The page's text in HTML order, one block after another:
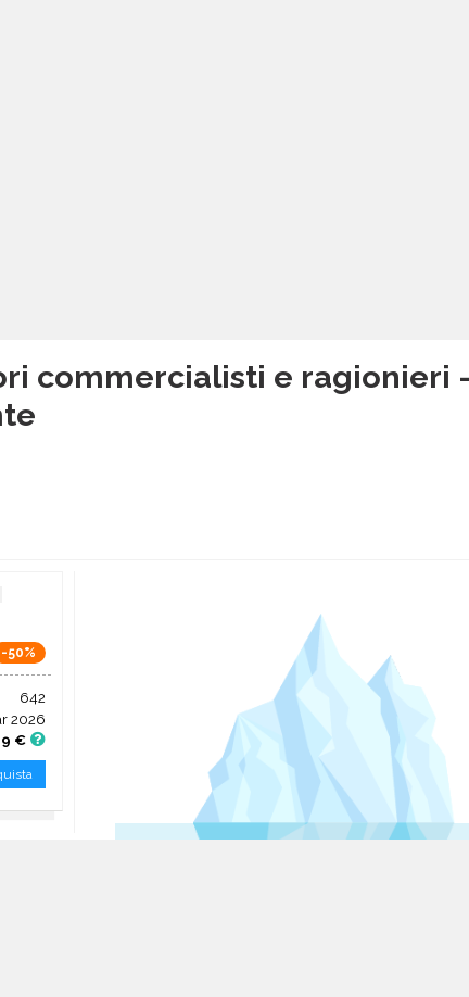
commercialisti e ragionieri
-50%
642
2026
€